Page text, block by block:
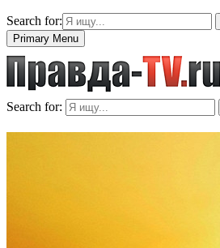
Search for:
Primary Menu
Search for: